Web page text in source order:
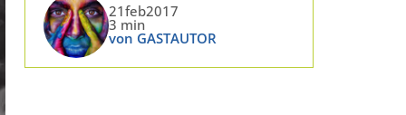
21feb2017
3 min
von GASTAUTOR